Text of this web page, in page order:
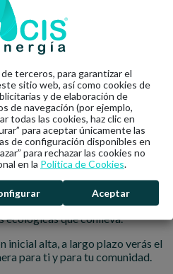
selectiva
cuando llames el ascensor
evitando que se hagan
anteriormente, podrás
que esta se encienda solo
cámbiate al
en las terrazas, es sin
de ahorro energético para tu
generando tu propia
ecológicas que conlleva.
inicial alta, a largo plazo verás el
para ti y para tu comunidad.
terceros, para garantizar el
sitio web, así como cookies de
y de elaboración de
de navegación (por ejemplo,
todas las cookies, haz clic en
para aceptar únicamente las
de configuración disponibles en
para rechazar las cookies no
en la Política de Cookies.
Aceptar